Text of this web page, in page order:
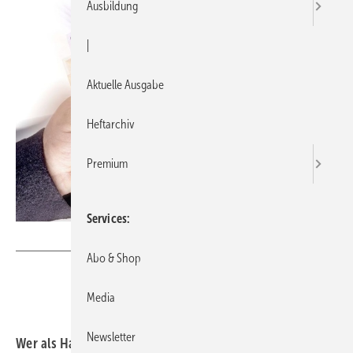
Wer als Handwerker mit einem Kunden vereinbart, ohne
Ausbildung
Aktuelle Ausgabe
Heftarchiv
Premium
Services
Abo & Shop
Media
Newsletter